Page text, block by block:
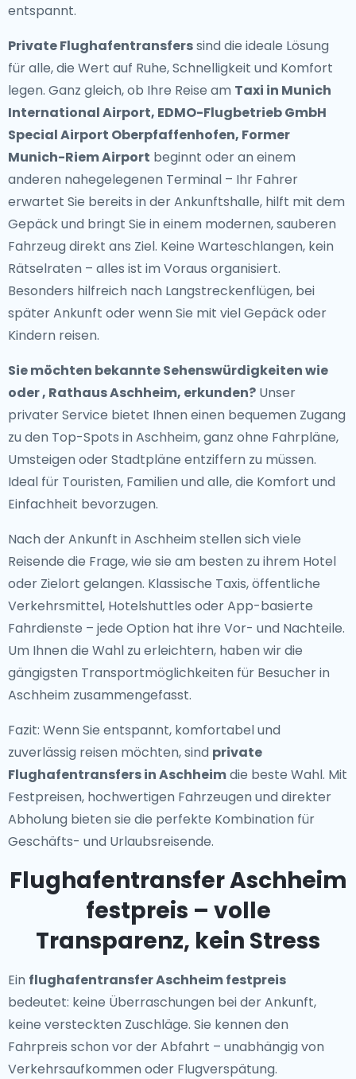
entspannt.
Private Flughafentransferssind die ideale Lösung
für alle, die Wert auf Ruhe, Schnelligkeit und Komfort
legen. Ganz gleich, ob Ihre Reise am Taxi in Munich
International Airport, EDMO-Flugbetrieb GmbH
Special Airport Oberpfaffenhofen, Former
Munich-Riem Airport beginnt oder an einem
anderen nahegelegenen Terminal – Ihr Fahrer
erwartet Sie bereits in der Ankunftshalle, hilft mit dem
Gepäck und bringt Sie in einem modernen, sauberen
Fahrzeug direkt ans Ziel. Keine Warteschlangen, kein
Rätselraten – alles ist im Voraus organisiert.
Besonders hilfreich nach Langstreckenflügen, bei
später Ankunft oder wenn Sie mit viel Gepäck oder
Kindern reisen.
Sie möchten bekannte Sehenswürdigkeiten wie
oder , Rathaus Aschheim, erkunden? Unser
privater Service bietet Ihnen einen bequemen Zugang
zu den Top-Spots in Aschheim, ganz ohne Fahrpläne,
Umsteigen oder Stadtpläne entziffern zu müssen.
Ideal für Touristen, Familien und alle, die Komfort und
Einfachheit bevorzugen.
Nach der Ankunft in Aschheim stellen sich viele
Reisende die Frage, wie sie am besten zu ihrem Hotel
oder Zielort gelangen. Klassische Taxis, öffentliche
Verkehrsmittel, Hotelshuttles oder App-basierte
Fahrdienste – jede Option hat ihre Vor- und Nachteile.
Um Ihnen die Wahl zu erleichtern, haben wir die
gängigsten Transportmöglichkeiten für Besucher in
Aschheim zusammengefasst.
Fazit: Wenn Sie entspannt, komfortabel und
zuverlässig reisen möchten, sind private
Flughafentransfers in Aschheimdie beste Wahl. Mit
Festpreisen, hochwertigen Fahrzeugen und direkter
Abholung bieten sie die perfekte Kombination für
Geschäfts- und Urlaubsreisende.
Flughafentransfer Aschheim
festpreis – volle
Transparenz, kein Stress
Ein flughafentransfer Aschheim festpreis
bedeutet: keine Überraschungen bei der Ankunft,
keine versteckten Zuschläge. Sie kennen den
Fahrpreis schon vor der Abfahrt – unabhängig von
Verkehrsaufkommen oder Flugverspätung.